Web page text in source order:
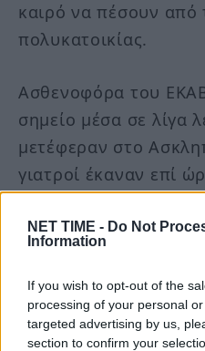
NET TIME - Do Not
Information
If you wish to opt-out of the
processing of your personal
targeted advertising by us,
section to confirm your
καιρό να πέσουν από
πολυκατοικίας.
Ασθενοφόρα του
σημείο μέσα σε λίγα
μετέφεραν στο
γιατροί έκαναν επί
τραύματά της.
Η δεύτερη
συνεχίζει και
τη στιγμή, δίνοντας